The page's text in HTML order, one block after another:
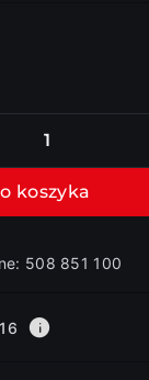
Ilość
koszyka
508 851 100
16